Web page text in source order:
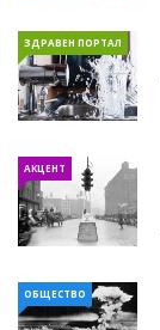
ЗДРАВЕН ПОРТАЛ
АКЦЕНТ
ОБЩЕСТВО